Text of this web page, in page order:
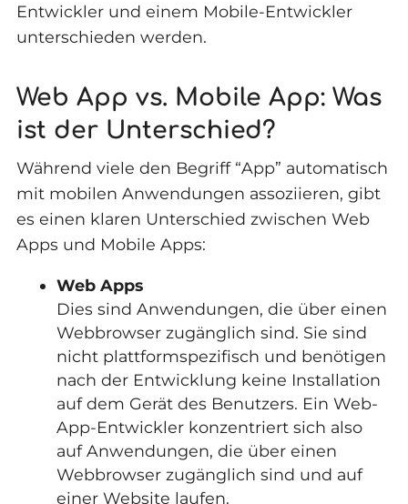
Entwickler und einem Mobile-Entwickler
unterschieden werden.
Web App vs. Mobile App: Was
ist der Unterschied?
Während viele den Begriff “App” automatisch
mit mobilen Anwendungen assoziieren, gibt
es einen klaren Unterschied zwischen Web
Apps und Mobile Apps:
Web Apps
Dies sind Anwendungen, die über einen
Webbrowser zugänglich sind. Sie sind
nicht plattformspezifisch und benötigen
nach der Entwicklung keine Installation
auf dem Gerät des Benutzers. Ein Web-
App-Entwickler konzentriert sich also
auf Anwendungen, die über einen
Webbrowser zugänglich sind und auf
einer Website laufen.